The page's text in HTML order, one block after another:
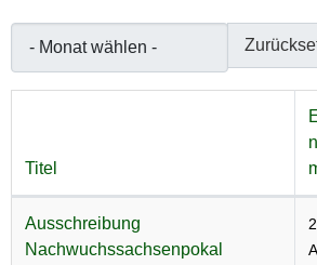
Titel
Ausschreibung
Nachwuchssachsenpokal